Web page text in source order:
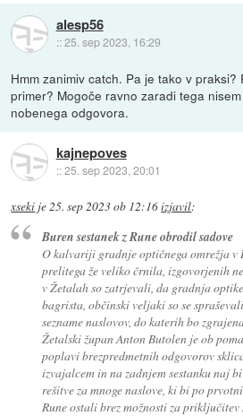
alesp56
::25. sep 2023, 16:29
Hmm zanimiv catch. Pa je tako v praksi?
primer? Mogoče ravno zaradi tega
nobenega odgovora.
kajnepoves
::25. sep 2023, 20:01
xseki je25. sep 2023 ob 12:16izjavil:
Buren sestanek z Rune obrodil sadove
O kalvariji gradnje optičnega omrežja v
prelitega že veliko črnila, izgovorjenih
v Žetalah so zatrjevali, da gradnja
bagrista, občinski veljaki so se
sezname naslovov, do katerih bo
Žetalski župan Anton Butolen je ob
poplavi brezpredmetnih odgovorov
izvajalcem in na zadnjem sestanku naj
rešitve za mnoge naslove, ki bi po
Rune ostali brez možnosti za